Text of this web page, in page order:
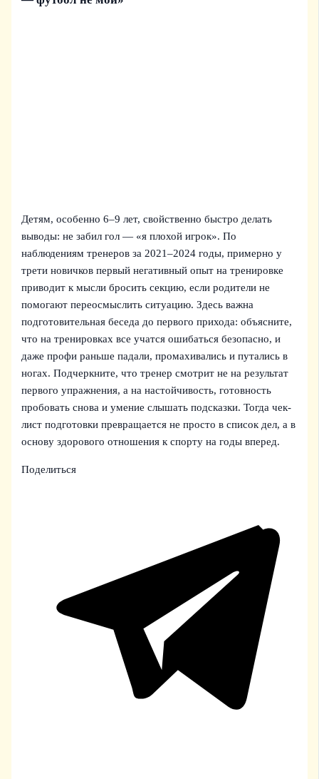
Детям, особенно 6–9 лет, свойственно быстро делать
выводы: не забил гол — «я плохой игрок». По
наблюдениям тренеров за 2021–2024 годы, примерно у
трети новичков первый негативный опыт на тренировке
приводит к мысли бросить секцию, если родители не
помогают переосмыслить ситуацию. Здесь важна
подготовительная беседа до первого прихода: объясните,
что на тренировках все учатся ошибаться безопасно, и
даже профи раньше падали, промахивались и путались в
ногах. Подчеркните, что тренер смотрит не на результат
первого упражнения, а на настойчивость, готовность
пробовать снова и умение слышать подсказки. Тогда чек-
лист подготовки превращается не просто в список дел, а в
основу здорового отношения к спорту на годы вперед.
Поделиться